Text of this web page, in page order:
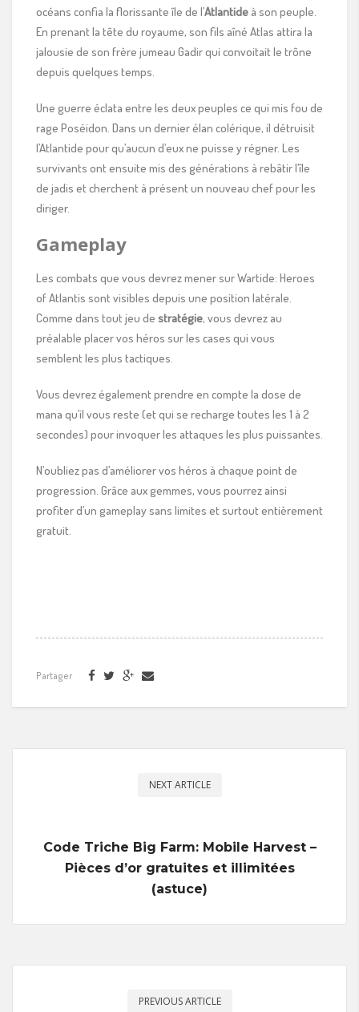
océans confia la florissante île de l’Atlantide à son peuple.
En prenant la tête du royaume, son fils aîné Atlas attira la
jalousie de son frère jumeau Gadir qui convoitait le trône
depuis quelques temps.
Une guerre éclata entre les deux peuples ce qui mis fou de
rage Poséidon. Dans un dernier élan colérique, il détruisit
l’Atlantide pour qu’aucun d’eux ne puisse y régner. Les
survivants ont ensuite mis des générations à rebâtir l’île
de jadis et cherchent à présent un nouveau chef pour les
diriger.
Gameplay
Les combats que vous devrez mener sur Wartide: Heroes
of Atlantis sont visibles depuis une position latérale.
Comme dans tout jeu de stratégie, vous devrez au
préalable placer vos héros sur les cases qui vous
semblent les plus tactiques.
Vous devrez également prendre en compte la dose de
mana qu’il vous reste (et qui se recharge toutes les 1 à 2
secondes) pour invoquer les attaques les plus puissantes.
N’oubliez pas d’améliorer vos héros à chaque point de
progression. Grâce aux gemmes, vous pourrez ainsi
profiter d’un gameplay sans limites et surtout entièrement
gratuit.
Partager
NEXT ARTICLE
Code Triche Big Farm: Mobile Harvest –
Pièces d’or gratuites et illimitées
(astuce)
PREVIOUS ARTICLE